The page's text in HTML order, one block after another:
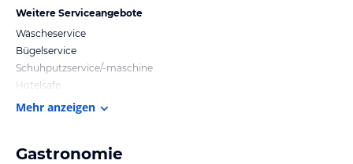
Weitere Serviceangebote
Wäscheservice
Bügelservice
Schuhputzservice/-maschine
Hotelsafe
Mehr anzeigen
Gastronomie